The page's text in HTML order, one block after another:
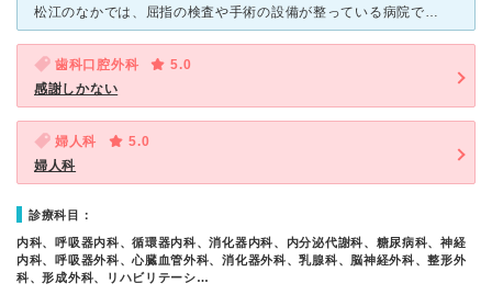
松江のなかでは、屈指の検査や手術の設備が整っている病院です。 私の実家の家族が、お腹が痛く、吐血もあったので、近くの病院にいったら、 精密検査した方がいいということで、こちらの病院を紹介していただ
歯科口腔外科
5.0
感謝しかない
婦人科
5.0
婦人科
診療科目：
内科、呼吸器内科、循環器内科、消化器内科、内分泌代謝科、糖尿病科、神経
内科、呼吸器外科、心臓血管外科、消化器外科、乳腺科、脳神経外科、整形外
科、形成外科、リハビリテーシ…